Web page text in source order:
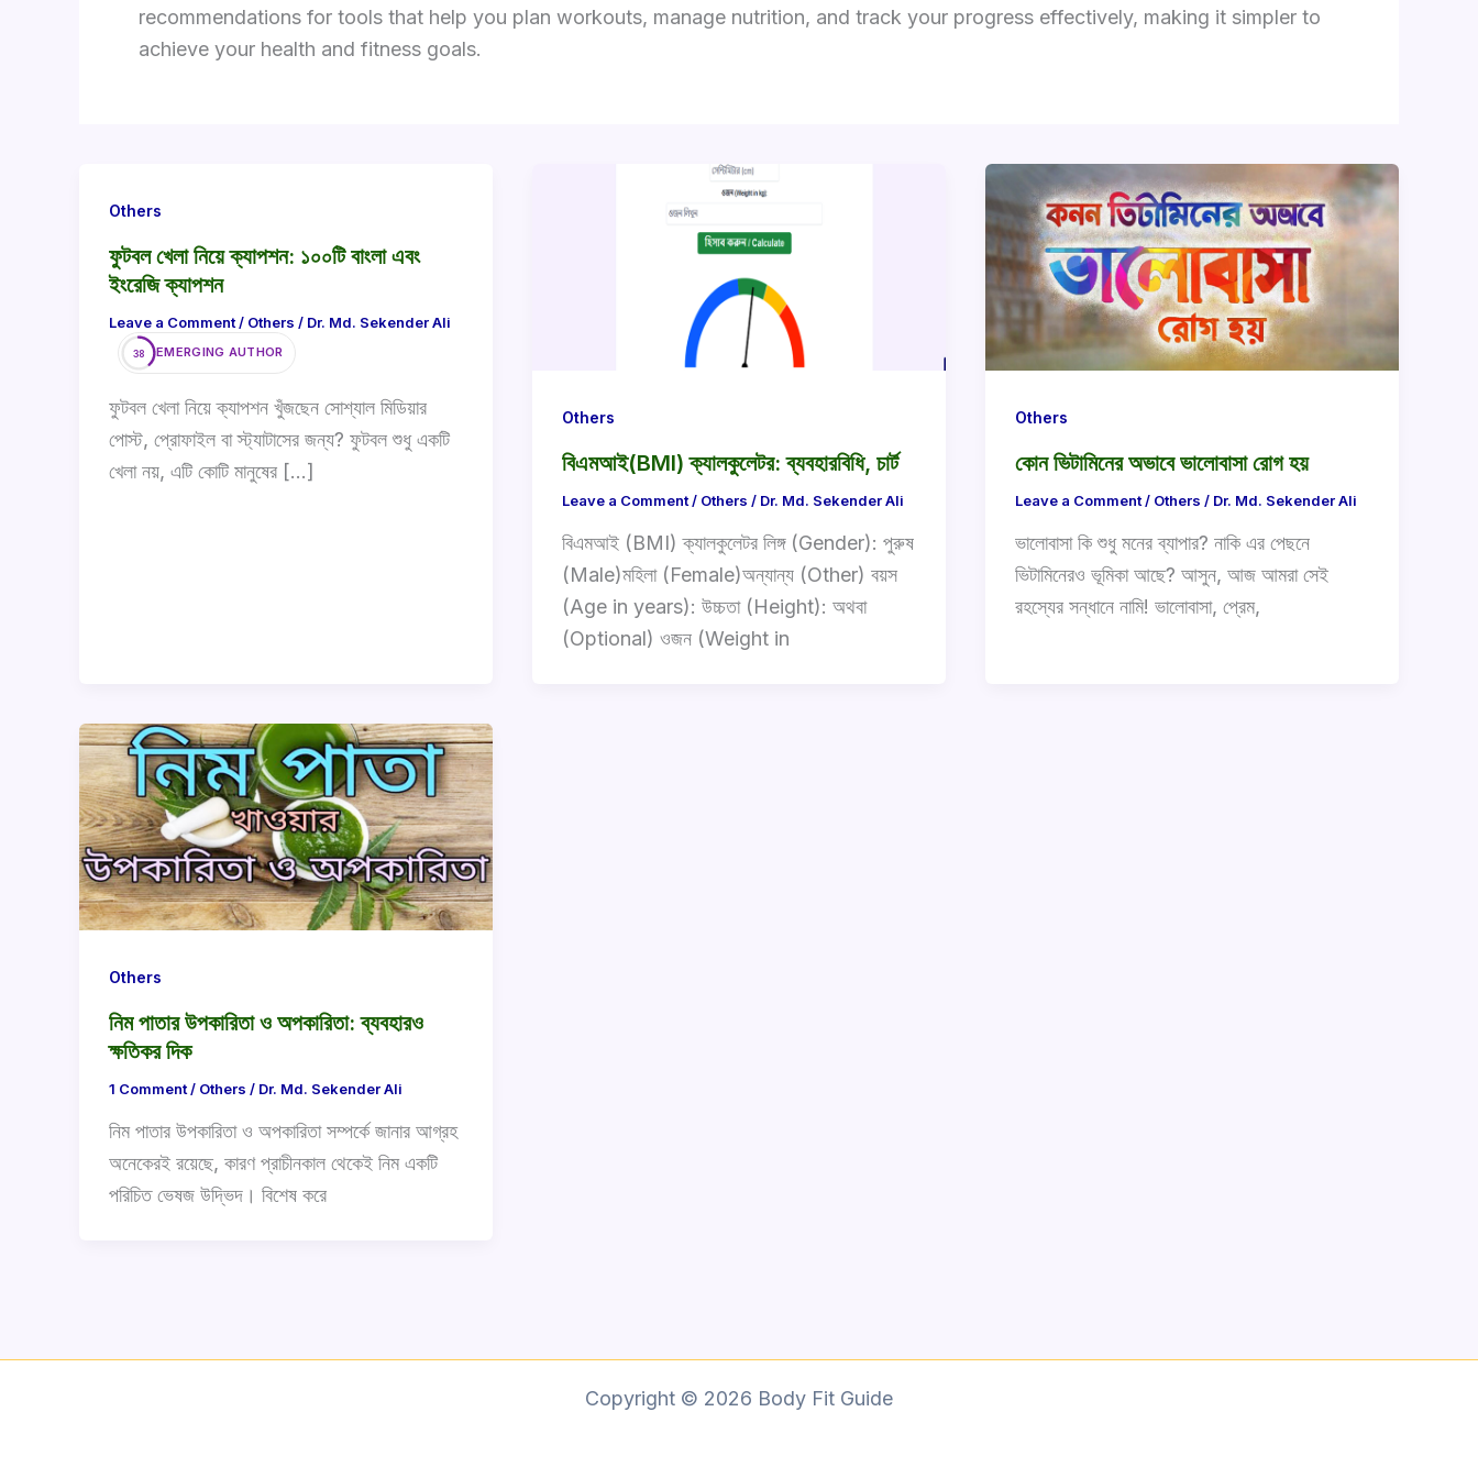
recommendations for tools that help you plan workouts, manage nutrition, and track your progress effectively, making it simpler to
achieve your health and fitness goals.
Others
ফুটবল খেলা নিয়ে ক্যাপশন: ১০০টি বাংলা এবং
ইংরেজি ক্যাপশন
Leave a Comment/ Others / Dr. Md. Sekender Ali
38 EMERGING AUTHOR
ফুটবল খেলা নিয়ে ক্যাপশন খুঁজছেন সোশ্যাল মিডিয়ার
পোস্ট, প্রোফাইল বা স্ট্যাটাসের জন্য? ফুটবল শুধু একটি
খেলা নয়, এটি কোটি মানুষের […]
Others
বিএমআই(BMI) ক্যালকুলেটর: ব্যবহারবিধি, চার্ট
Leave a Comment/ Others / Dr. Md. Sekender Ali
বিএমআই (BMI) ক্যালকুলেটর লিঙ্গ (Gender): পুরুষ
(Male)মহিলা (Female)অন্যান্য (Other) বয়স
(Age in years): উচ্চতা (Height): অথবা
(Optional) ওজন (Weight in
Others
কোন ভিটামিনের অভাবে ভালোবাসা রোগ হয়
Leave a Comment/ Others / Dr. Md. Sekender Ali
ভালোবাসা কি শুধু মনের ব্যাপার? নাকি এর পেছনে
ভিটামিনেরও ভূমিকা আছে? আসুন, আজ আমরা সেই
রহস্যের সন্ধানে নামি! ভালোবাসা, প্রেম,
Others
নিম পাতার উপকারিতা ও অপকারিতা: ব্যবহারও
ক্ষতিকর দিক
1 Comment/ Others / Dr. Md. Sekender Ali
নিম পাতার উপকারিতা ও অপকারিতা সম্পর্কে জানার আগ্রহ
অনেকেরই রয়েছে, কারণ প্রাচীনকাল থেকেই নিম একটি
পরিচিত ভেষজ উদ্ভিদ। বিশেষ করে
Copyright © 2026 Body Fit Guide